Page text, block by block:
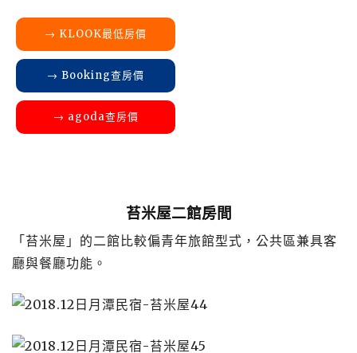
→ KLOOK最低房價
→ Booking查房價
→ agoda查房價
苔米屋二館房間
「苔米屋」的二館比較偏青年旅館型式，公共區兼具客
廳與餐廳功能。